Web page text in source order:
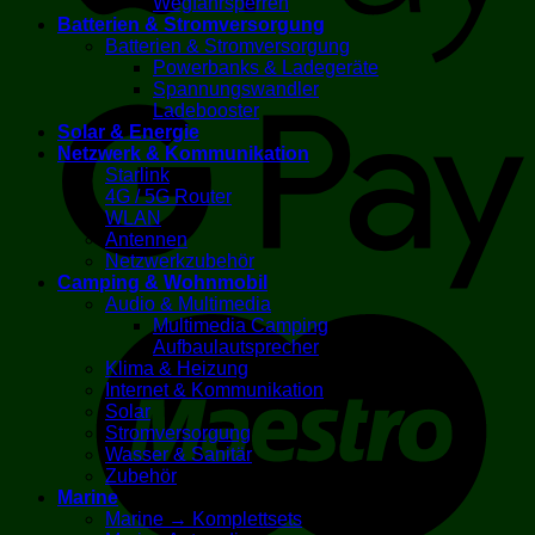
Batterien & Stromversorgung
Batterien & Stromversorgung
Powerbanks & Ladegeräte
Spannungswandler
Ladebooster
Solar & Energie
Netzwerk & Kommunikation
Starlink
4G / 5G Router
WLAN
Antennen
Netzwerkzubehör
Camping & Wohnmobil
Audio & Multimedia
Multimedia Camping
Aufbaulautsprecher
Klima & Heizung
Internet & Kommunikation
Solar
Stromversorgung
Wasser & Sanitär
Zubehör
Marine
Marine → Komplettsets